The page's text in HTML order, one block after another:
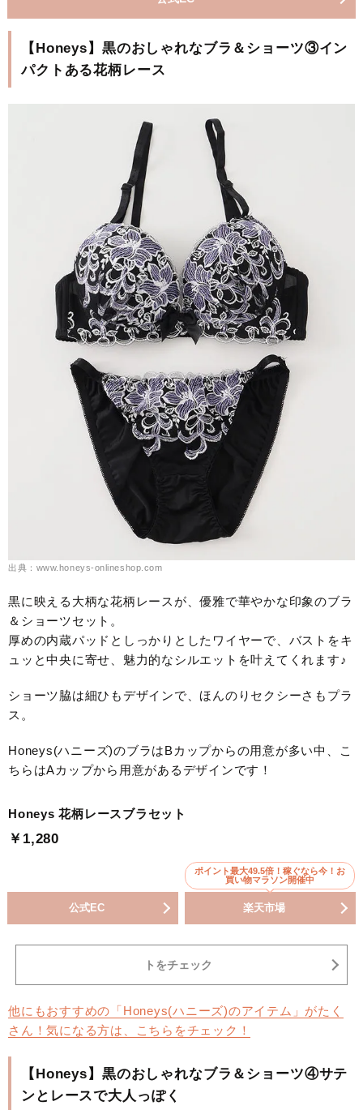
【Honeys】黒のおしゃれなブラ＆ショーツ③イン
パクトある花柄レース
出典：www.honeys-onlineshop.com
黒に映える大柄な花柄レースが、優雅で華やかな印象のブラ
＆ショーツセット。
厚めの内蔵パッドとしっかりとしたワイヤーで、バストをキ
ュッと中央に寄せ、魅力的なシルエットを叶えてくれます♪
ショーツ脇は細ひもデザインで、ほんのりセクシーさもプラ
ス。
Honeys(ハニーズ)のブラはBカップからの用意が多い中、こ
ちらはAカップから用意があるデザインです！
Honeys 花柄レースブラセット
￥1,280
公式EC
ポイント最大49.5倍！稼ぐなら今！お
買い物マラソン開催中
楽天市場
トをチェック
他にもおすすめの「Honeys(ハニーズ)のアイテム」がたく
さん！気になる方は、こちらをチェック！
【Honeys】黒のおしゃれなブラ＆ショーツ④サテ
ンとレースで大人っぽく